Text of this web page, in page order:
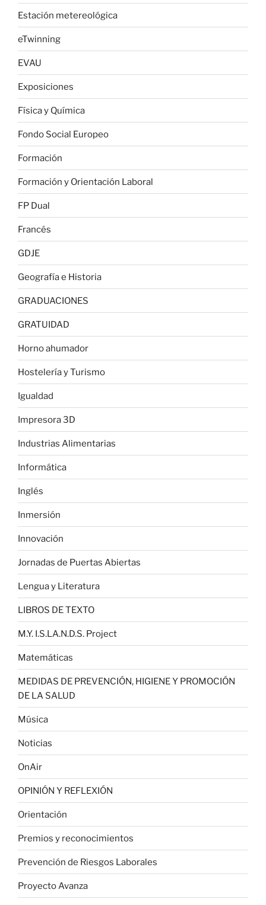
Estación metereológica
eTwinning
EVAU
Exposiciones
Física y Química
Fondo Social Europeo
Formación
Formación y Orientación Laboral
FP Dual
Francés
GDJE
Geografía e Historia
GRADUACIONES
GRATUIDAD
Horno ahumador
Hostelería y Turismo
Igualdad
Impresora 3D
Industrias Alimentarias
Informática
Inglés
Inmersión
Innovación
Jornadas de Puertas Abiertas
Lengua y Literatura
LIBROS DE TEXTO
M.Y. I.S.LA.N.D.S. Project
Matemáticas
MEDIDAS DE PREVENCIÓN, HIGIENE Y PROMOCIÓN
DE LA SALUD
Música
Noticias
OnAir
OPINIÓN Y REFLEXIÓN
Orientación
Premios y reconocimientos
Prevención de Riesgos Laborales
Proyecto Avanza